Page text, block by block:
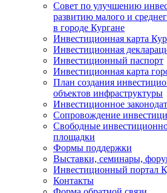
Совет по улучшению
развитию малого и
в городе Кургане
Инвестиционная карта
Инвестиционная
Инвестиционный паспорт
Инвестиционная карта
План создания
объектов инфраструктуры
Инвестиционное
Сопровождение
Свободные
площадки
Формы поддержки
Выставки, семинары,
Инвестиционный портал
Контакты